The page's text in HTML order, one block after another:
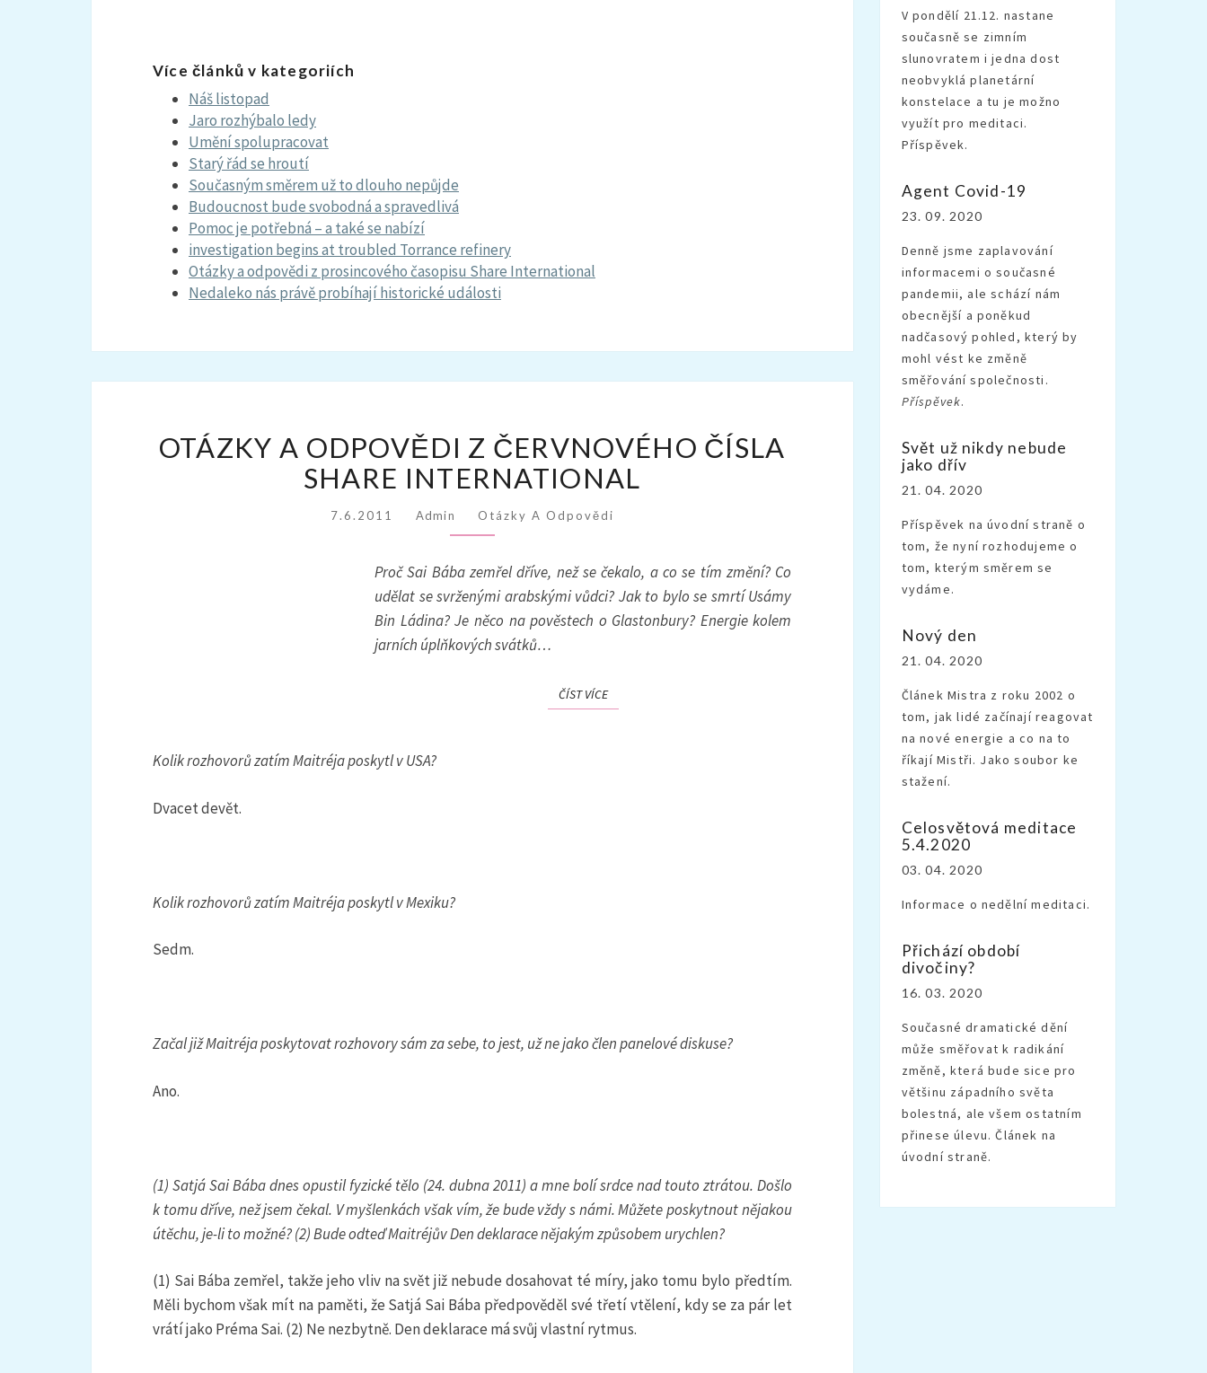
Více článků v kategoriích
Náš listopad
Jaro rozhýbalo ledy
Umění spolupracovat
Starý řád se hroutí
Současným směrem už to dlouho nepůjde
Budoucnost bude svobodná a spravedlivá
Pomoc je potřebná – a také se nabízí
investigation begins at troubled Torrance refinery
Otázky a odpovědi z prosincového časopisu Share International
Nedaleko nás právě probíhají historické události
A
ODPOVĚDI
Z
ČERVNOVÉHO
ČÍSLA
INTERNATIONAL
OTÁZKY A ODPOVĚDI Z ČERVNOVÉHO ČÍSLA
SHARE INTERNATIONAL
7.6.2011 Admin Otázky A Odpovědi
Proč Sai Bába zemřel dříve, než se čekalo, a co se tím změní? Co
udělat se svrženými arabskými vůdci? Jak to bylo se smrtí Usámy
Bin Ládina? Je něco na pověstech o Glastonbury? Energie kolem
jarních úplňkových svátků…
ČÍST VÍCEČÍST VÍCE
Kolik rozhovorů zatím Maitréja poskytl v USA?
Dvacet devět.
Kolik rozhovorů zatím Maitréja poskytl v Mexiku?
Sedm.
Začal již Maitréja poskytovat rozhovory sám za sebe, to jest, už ne jako člen panelové diskuse?
Ano.
(1) Satjá Sai Bába dnes opustil fyzické tělo (24. dubna 2011) a mne bolí srdce nad touto ztrátou. Došlo
k tomu dříve, než jsem čekal. V myšlenkách však vím, že bude vždy s námi. Můžete poskytnout nějakou
útěchu, je-li to možné? (2) Bude odteď Maitréjův Den deklarace nějakým způsobem urychlen?
(1) Sai Bába zemřel, takže jeho vliv na svět již nebude dosahovat té míry, jako tomu bylo předtím.
Měli bychom však mít na paměti, že Satjá Sai Bába předpověděl své třetí vtělení, kdy se za pár let
vrátí jako Préma Sai. (2) Ne nezbytně. Den deklarace má svůj vlastní rytmus.
V pondělí 21.12. nastane
současně se zimním
slunovratem i jedna dost
neobvyklá planetární
konstelace a tu je možno
využít pro meditaci.
Příspěvek.
Agent Covid-19
23. 09. 2020
Denně jsme zaplavování
informacemi o současné
pandemii, ale schází nám
obecnější a poněkud
nadčasový pohled, který by
mohl vést ke změně
směřování společnosti.
Příspěvek.
Svět už nikdy nebude
jako dřív
21. 04. 2020
Příspěvek na úvodní straně o
tom, že nyní rozhodujeme o
tom, kterým směrem se
vydáme.
Nový den
21. 04. 2020
Článek Mistra z roku 2002 o
tom, jak lidé začínají reagovat
na nové energie a co na to
říkají Mistři. Jako soubor ke
stažení.
Celosvětová meditace
5.4.2020
03. 04. 2020
Informace o nedělní meditaci.
Přichází období
divočiny?
16. 03. 2020
Současné dramatické dění
může směřovat k radikání
změně, která bude sice pro
většinu západního světa
bolestná, ale všem ostatním
přinese úlevu. Článek na
úvodní straně.